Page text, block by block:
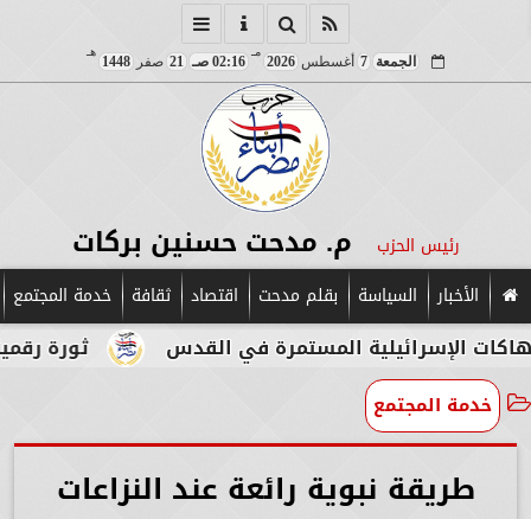
الجمعة 7 أغسطس 2026
مـ
02:16 صـ 21 صفر 1448
هـ
رئيس الحزب م. مدحت حسنين بركات
الأخبار السياسة بقلم مدحت اقتصاد ثقافة خدمة المجتمع
ثورة رقمية في المستمرة في القدس
خدمة المجتمع
طريقة نبوية رائعة عند النزاعات